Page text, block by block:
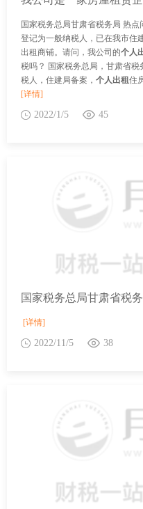
国家税务总局甘肃省税务局 热点
登记为一般纳税人，已在我市住
出租商铺。请问，我公司的个人
税吗？ 国家税务总局，甘肃省
税人，住建局备案， 个人出租住
[详情]
2022/1/5 45
[详情]
2022/11/5 38